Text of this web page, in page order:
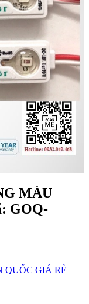
MÀU
GOQ-
QUỐC GIÁ RẺ